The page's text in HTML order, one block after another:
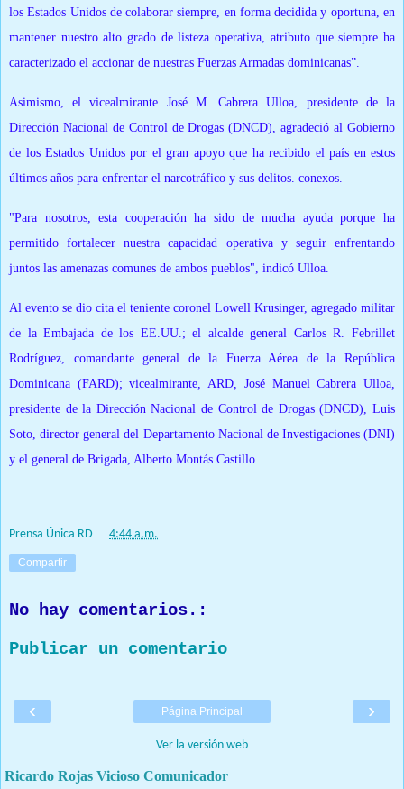
los Estados Unidos de colaborar siempre, en forma decidida y oportuna, en
mantener nuestro alto grado de listeza operativa, atributo que siempre ha
caracterizado el accionar de nuestras Fuerzas Armadas dominicanas”.
Asimismo, el vicealmirante José M. Cabrera Ulloa, presidente de la
Dirección Nacional de Control de Drogas (DNCD), agradeció al Gobierno
de los Estados Unidos por el gran apoyo que ha recibido el país en estos
últimos años para enfrentar el narcotráfico y sus delitos. conexos.
"Para nosotros, esta cooperación ha sido de mucha ayuda porque ha
permitido fortalecer nuestra capacidad operativa y seguir enfrentando
juntos las amenazas comunes de ambos pueblos", indicó Ulloa.
Al evento se dio cita el teniente coronel Lowell Krusinger, agregado militar
de la Embajada de los EE.UU.;el alcalde general Carlos R. Febrillet
Rodríguez, comandante general de la Fuerza Aérea de la República
Dominicana (FARD);vicealmirante, ARD, José Manuel Cabrera Ulloa,
presidente de la Dirección Nacional de Control de Drogas (DNCD), Luis
Soto, director general del Departamento Nacional de Investigaciones (DNI)
y el general de Brigada, Alberto Montás Castillo.
Prensa Única RD 4:44 a.m.
Compartir
No hay comentarios.:
Publicar un comentario
‹ ›
Página Principal
Ver la versión web
Ricardo Rojas Vicioso Comunicador